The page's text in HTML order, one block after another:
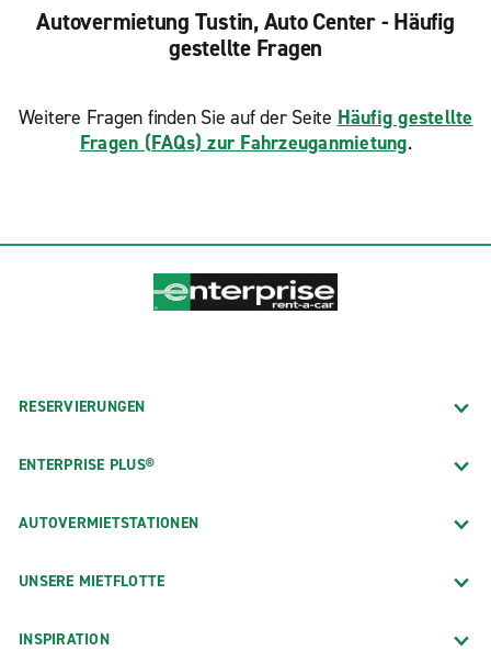
Autovermietung Tustin, Auto Center - Häufig
gestellte Fragen
Weitere Fragen finden Sie auf der Seite Häufig gestellte
Fragen (FAQs) zur Fahrzeuganmietung.
RESERVIERUNGEN
ENTERPRISE PLUS®
AUTOVERMIETSTATIONEN
UNSERE MIETFLOTTE
INSPIRATION